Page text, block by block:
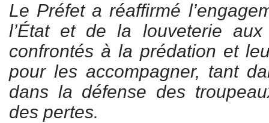
Le Préfet a réaffirmé
l’État et de la louveterie
confrontés à la prédation et
pour les accompagner, tant
dans la défense des
des pertes.